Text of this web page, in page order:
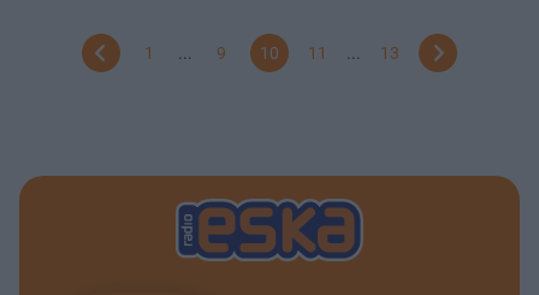
1 9 10 11 13